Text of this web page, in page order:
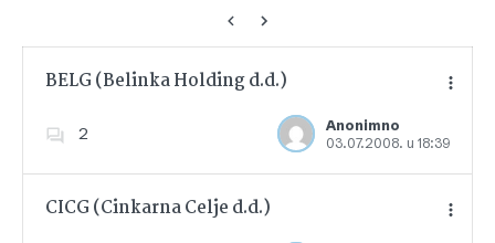
BELG (Belinka Holding d.d.)
2
Anonimno
03.07.2008. u 18:39
Dodajte u favorite
CICG (Cinkarna Celje d.d.)